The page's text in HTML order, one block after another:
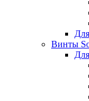
Винты